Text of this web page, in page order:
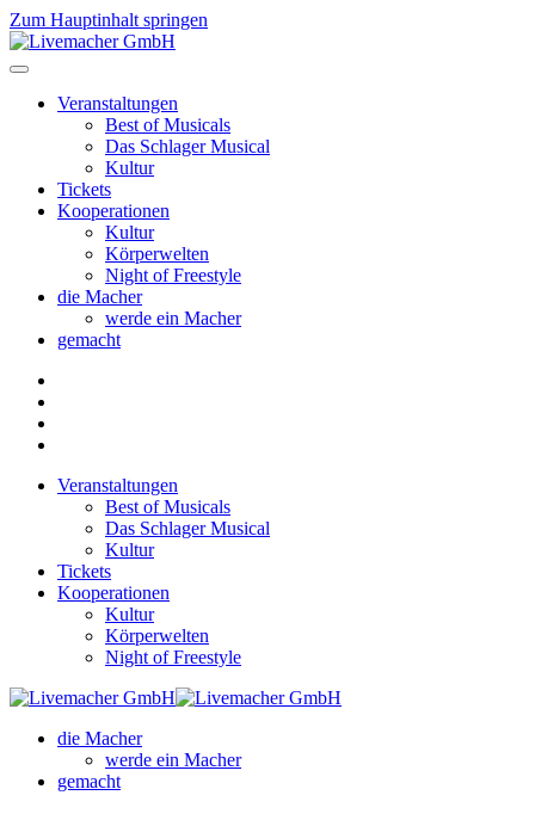
Zum Hauptinhalt springen
Veranstaltungen
Best of Musicals
Das Schlager Musical
Kultur
Tickets
Kooperationen
Kultur
Körperwelten
Night of Freestyle
die Macher
werde ein Macher
gemacht
Veranstaltungen
Best of Musicals
Das Schlager Musical
Kultur
Tickets
Kooperationen
Kultur
Körperwelten
Night of Freestyle
die Macher
werde ein Macher
gemacht